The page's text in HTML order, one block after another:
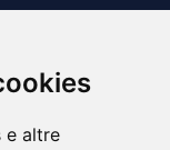
e altre